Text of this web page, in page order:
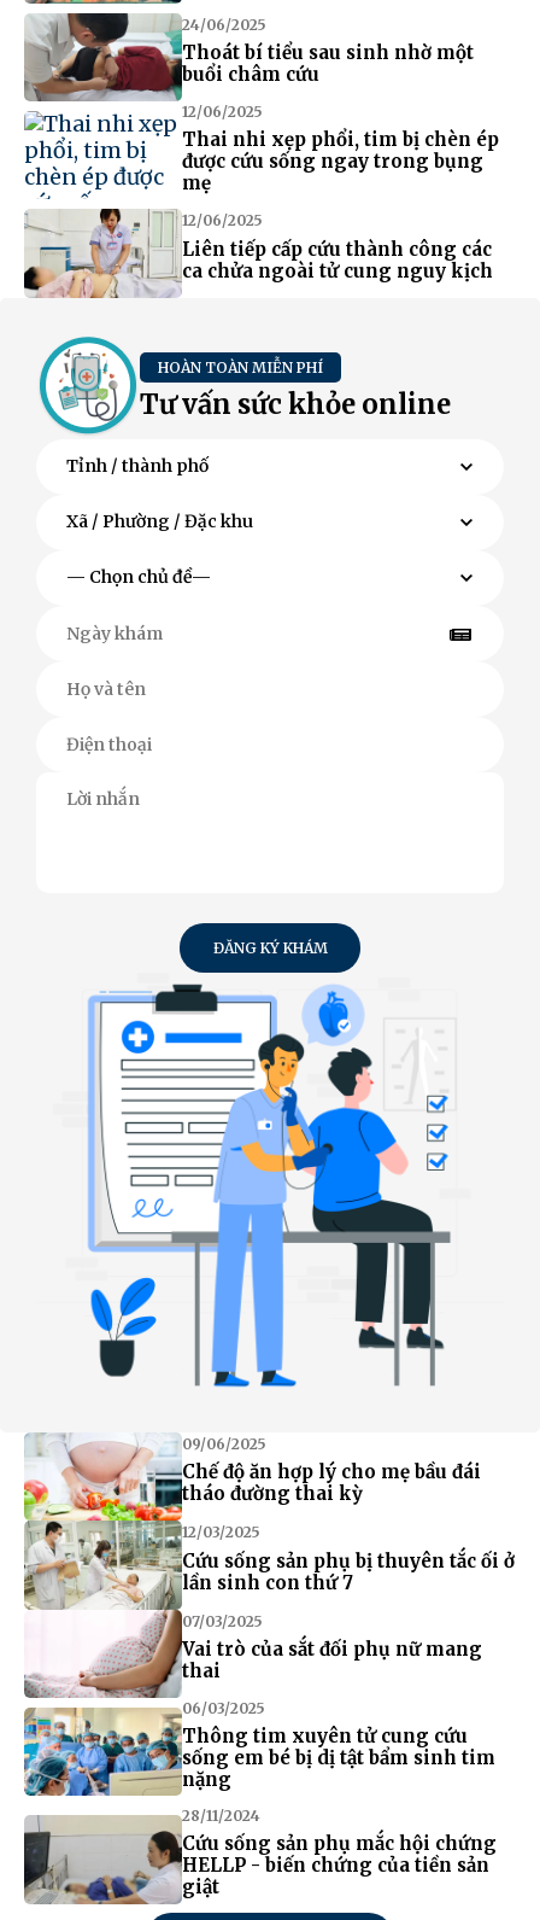
24/06/2025
Thoát bí tiểu sau sinh nhờ một
buổi châm cứu
12/06/2025
Thai nhi xẹp phổi, tim bị chèn ép
được cứu sống ngay trong bụng
mẹ
12/06/2025
Liên tiếp cấp cứu thành công các
ca chửa ngoài tử cung nguy kịch
HOÀN TOÀN MIỄN PHÍ
Tư vấn sức khỏe online
ĐĂNG KÝ KHÁM
09/06/2025
Chế độ ăn hợp lý cho mẹ bầu đái
tháo đường thai kỳ
12/03/2025
Cứu sống sản phụ bị thuyên tắc ối ở
lần sinh con thứ 7
07/03/2025
Vai trò của sắt đối phụ nữ mang
thai
06/03/2025
Thông tim xuyên tử cung cứu
sống em bé bị dị tật bẩm sinh tim
nặng
28/11/2024
Cứu sống sản phụ mắc hội chứng
HELLP - biến chứng của tiền sản
giật